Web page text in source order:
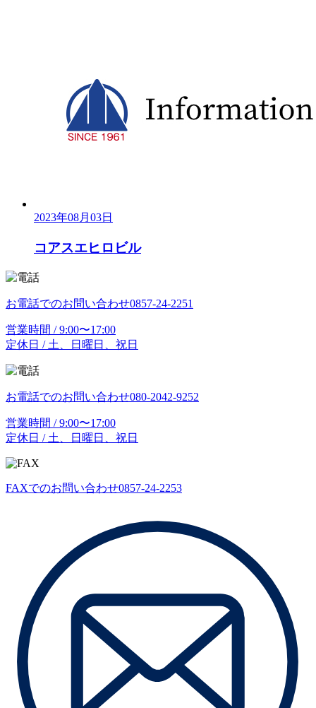
2023年08月03日
コアスエヒロビル
お電話でのお問い合わせ0857-24-2251
営業時間 / 9:00〜17:00
定休日 / 土、日曜日、祝日
お電話でのお問い合わせ080-2042-9252
営業時間 / 9:00〜17:00
定休日 / 土、日曜日、祝日
FAXでのお問い合わせ0857-24-2253